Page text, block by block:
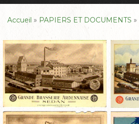
Accueil » PAPIERS ET DOCUMENTS »